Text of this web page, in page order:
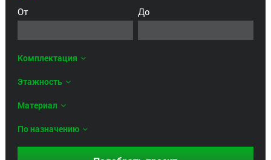
От До
Комплектация
Этажность
Материал
По назначению